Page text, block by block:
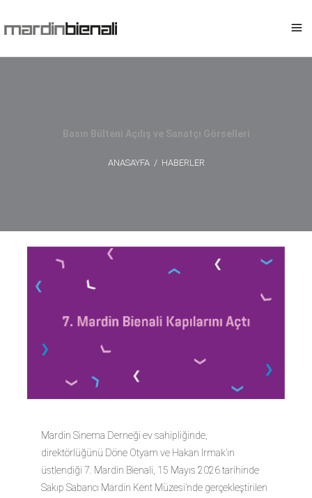
Basın Bülteni Açılış ve Sanatçı Görselleri
ANASAYFA/ HABERLER
Mardin Sinema Derneği ev sahipliğinde,
direktörlüğünü Döne Otyam ve Hakan Irmak’ın
üstlendiği 7. Mardin Bienali, 15 Mayıs 2026 tarihinde
Sakıp Sabancı Mardin Kent Müzesi’nde gerçekleştirilen